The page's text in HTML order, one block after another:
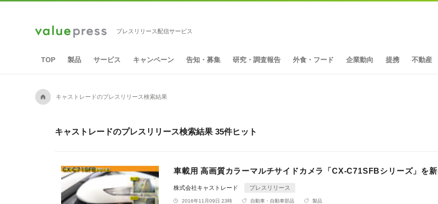
プレスリリース配信サービス
TOP 製品 サービス キャンペーン 告知・募集 研究・調査報告 外食・フード 企業動向 提携 不動産
A キャストレードのプレスリリース検索結果
キャストレードのプレスリリース検索結果 35件ヒット
車載用 高画質カラーマルチサイドカメラ「CX-C71SFBシリーズ」を
株式会社キャストレード プレスリリース
2016年11月09日 23時 自動車・自動車部品 製品